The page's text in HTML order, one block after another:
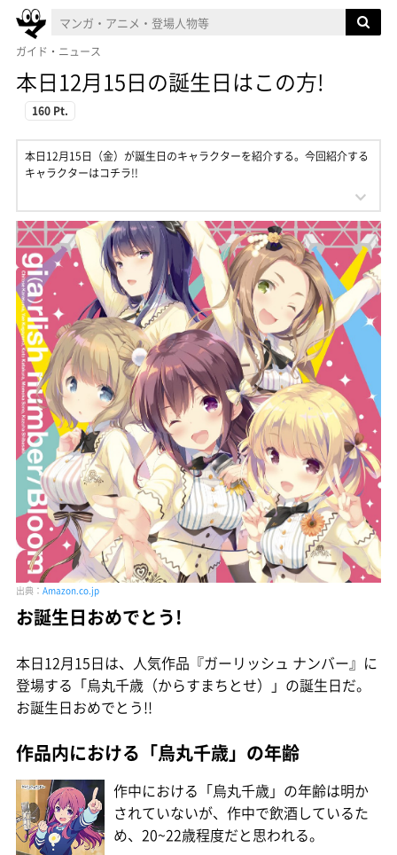
ガイド・ニュース
本日12月15日の誕生日はこの方!
160 Pt.
本日12月15日（金）が誕生日のキャラクターを紹介する。今回紹介する
キャラクターはコチラ!!
出典： Amazon.co.jp
お誕生日おめでとう!
本日12月15日は、人気作品『ガーリッシュ ナンバー』に
登場する「烏丸千歳（からすまちとせ）」の誕生日だ。
お誕生日おめでとう!!
作品内における「烏丸千歳」の年齢
作中における「烏丸千歳」の年齢は明か
されていないが、作中で飲酒しているた
め、20~22歳程度だと思われる。